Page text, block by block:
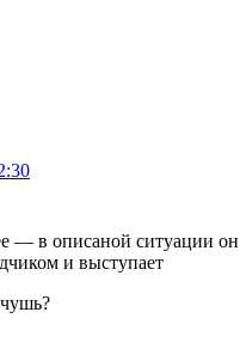
— в описаной ситуации он
и выступает